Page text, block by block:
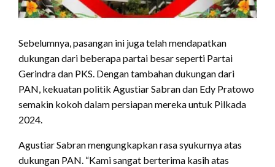
Sebelumnya, pasangan ini juga telah mendapatkan
dukungan dari beberapa partai besar seperti Partai
Gerindra dan PKS. Dengan tambahan dukungan dari
PAN, kekuatan politik Agustiar Sabran dan Edy Pratowo
semakin kokoh dalam persiapan mereka untuk Pilkada
2024.
Agustiar Sabran mengungkapkan rasa syukurnya atas
dukungan PAN. “Kami sangat berterima kasih atas